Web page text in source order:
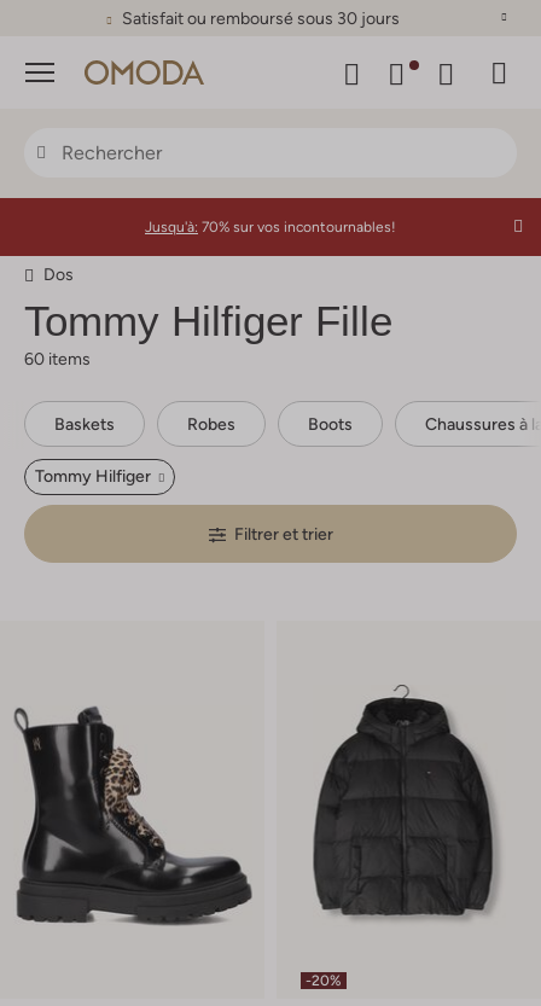
Satisfait ou remboursé sous 30 jours
Menu
Jusqu'à: 70% sur vos incontournables!
Dos
Tommy Hilfiger Fille
60 items
Baskets Robes Boots Chaussures à
Tommy Hilfiger
Filtrer et trier
-20%